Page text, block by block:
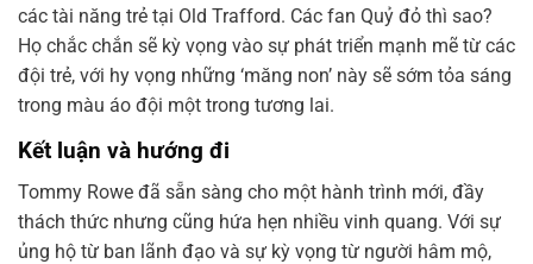
các tài năng trẻ tại Old Trafford. Các fan Quỷ đỏ thì sao?
Họ chắc chắn sẽ kỳ vọng vào sự phát triển mạnh mẽ từ các
đội trẻ, với hy vọng những ‘măng non’ này sẽ sớm tỏa sáng
trong màu áo đội một trong tương lai.
Kết luận và hướng đi
Tommy Rowe đã sẵn sàng cho một hành trình mới, đầy
thách thức nhưng cũng hứa hẹn nhiều vinh quang. Với sự
ủng hộ từ ban lãnh đạo và sự kỳ vọng từ người hâm mộ,